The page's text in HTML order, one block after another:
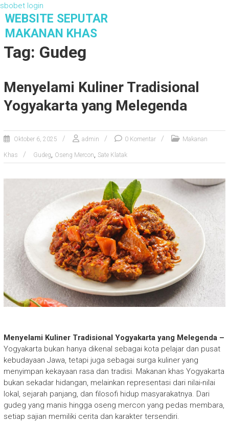
sbobet login
e
WEBSITE SEPUTAR
MAKANAN KHAS
Tag: Gudeg
Menyelami Kuliner Tradisional
Yogyakarta yang Melegenda
Oktober 6, 2025 admin 0 Komentar Makanan
Khas Gudeg, Oseng Mercon, Sate Klatak
Menyelami Kuliner Tradisional Yogyakarta yang Melegenda –
Yogyakarta bukan hanya dikenal sebagai kota pelajar dan pusat
kebudayaan Jawa, tetapi juga sebagai surga kuliner yang
menyimpan kekayaan rasa dan tradisi. Makanan khas Yogyakarta
bukan sekadar hidangan, melainkan representasi dari nilai-nilai
lokal, sejarah panjang, dan filosofi hidup masyarakatnya. Dari
gudeg yang manis hingga oseng mercon yang pedas membara,
setiap sajian memiliki cerita dan karakter tersendiri.